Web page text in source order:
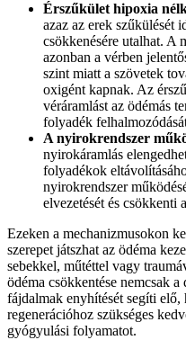
Érszűkület hipoxia
azaz az erek szűkülését
csökkenésére utalhat. A
azonban a vérben
szint miatt a szövetek
oxigént kapnak. Az
véráramlást az ödémás
folyadék
A nyirokrendszer
nyirokáramlás
folyadékok
nyirokrendszer
elvezetését és csökkenti
Ezeken a mechanizmusokon
szerepet játszhat az ödéma
sebekkel, műtéttel vagy
ödéma csökkentése nemcsak
fájdalmak enyhítését segíti
regenerációhoz szükséges
gyógyulási folyamatot.